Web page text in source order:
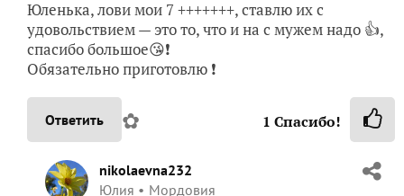
Ответить ✿ Спасибо!
nikolaevna232
Юлия
13 апреля 2023, 11:31
Спасибо! Готовьте с удовольствием!🙂🌷🌷🌷